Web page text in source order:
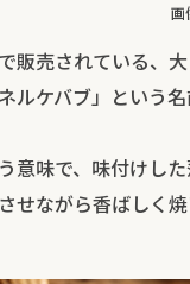
画
販売されている、
ルケバブ」という名
意味で、味付けし
せながら香ばしく